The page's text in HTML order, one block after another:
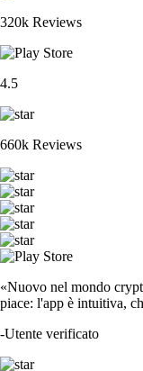
320k Reviews
4.5
660k Reviews
«Nuovo nel mondo
piace: l'app è intuitiva,
-Utente verificato